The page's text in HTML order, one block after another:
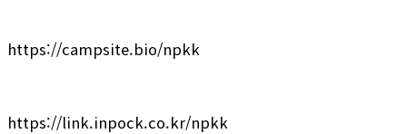
https://campsite.bio/npkk
https://link.inpock.co.kr/npkk